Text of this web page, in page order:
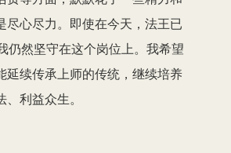
尽心尽力。即使在今天，法王已
仍然坚守在这个岗位上。我希望
延续传承上师的传统，继续培养
利益众生。